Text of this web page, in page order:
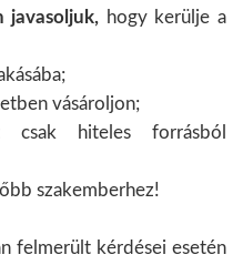
javasoljuk, hogy kerülje a
vásároljon;
csak hiteles forrásból
szakemberhez!
felmerült kérdései esetén